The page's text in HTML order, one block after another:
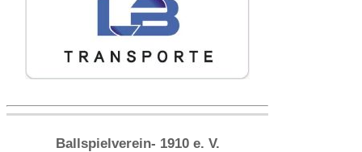
Ballspielverein- 1910 e. V.